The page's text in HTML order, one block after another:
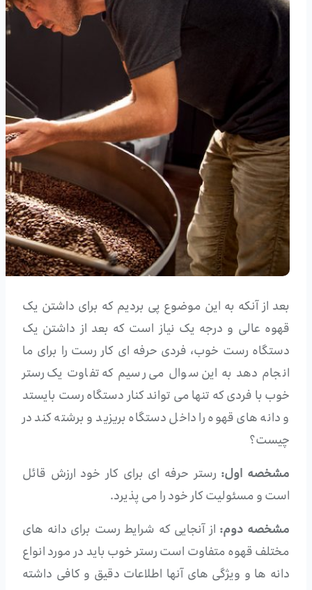
بعد از آنکه به این موضوع پی بردیم که برای داشتن یک
قهوه عالی و درجه یک نیاز است که بعد از داشتن یک
دستگاه رست خوب، فردی حرفه ای کار رست را برای ما
انجام دهد به این سوال می رسیم که تفاوت یک رستر
خوب با فردی که تنها می تواند کنار دستگاه رست بایستد
و دانه های قهوه را داخل دستگاه بریزید و برشته کند در
چیست؟
مشخصه اول: رستر حرفه ای برای کار خود ارزش قائل
است و مسئولیت کار خود را می پذیرد.
مشخصه دوم: از آنجایی که شرایط رست برای دانه های
مختلف قهوه متفاوت است رستر خوب باید در مورد انواع
دانه ها و ویژگی های آنها اطلاعات دقیق و کافی داشته